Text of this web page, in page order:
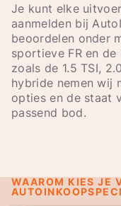
Je kunt elke
aanmelden bij
beoordelen onder
sportieve FR en
zoals de 1.5 TSI,
hybride nemen wij
opties en de staat
passend bod.
WAAROM KIES JE